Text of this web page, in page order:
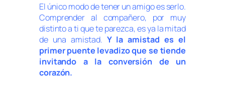
El único modo de tener un amigo es serlo.
Comprender al compañero, por muy
distinto a ti que te parezca, es ya la mitad
de una amistad. Y la amistad es el
primer puente levadizo que se tiende
invitando a la conversión de un
corazón.